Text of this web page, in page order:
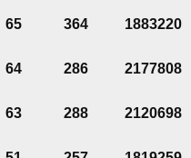
65 364 1883220
64 286 2177808
63 288 2120698